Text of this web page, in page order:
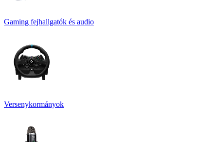
Gaming fejhallgatók és audio
Versenykormányok